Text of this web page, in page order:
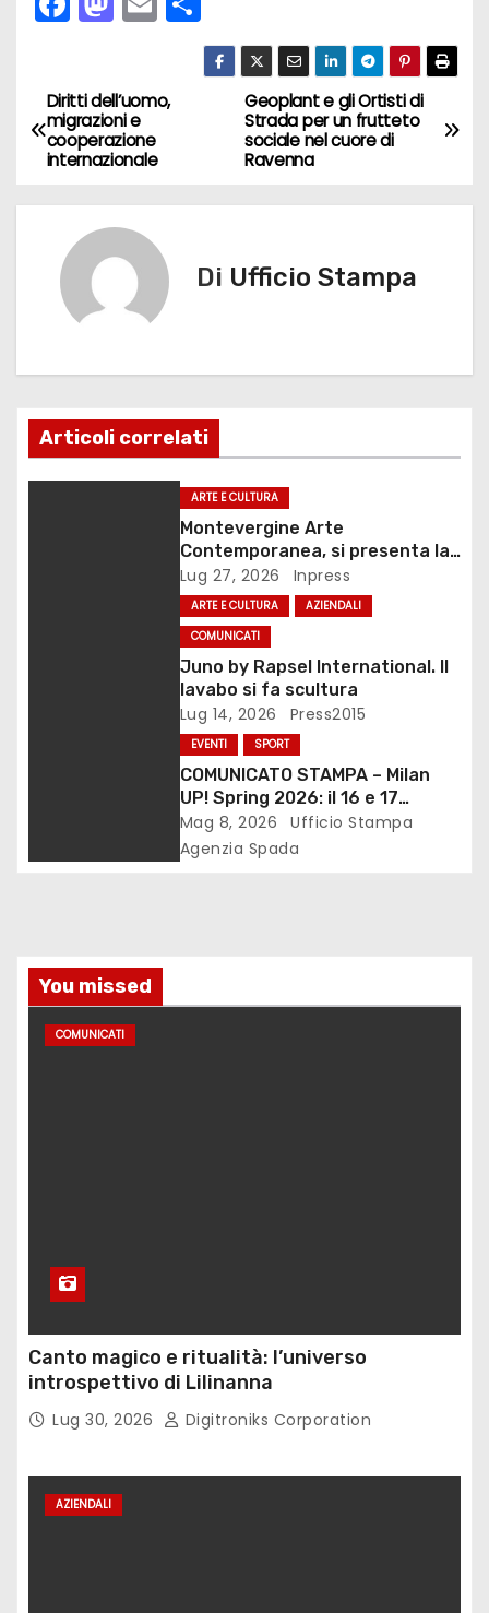
a
e
b
o
o
k
a
o
d
o
n
m
l
o
n
N
a
v
z
o
Geoplant e gli Ortisti di
Strada per un frutteto
sociale nel cuore di
Ravenna
Diritti dell’uomo,
migrazioni e
cooperazione
internazionale
Di Ufficio Stampa
Articoli correlati
ARTE E CULTURA
Montevergine Arte
Contemporanea, si presenta la
monografia dedicata a Eliana
Adorno
Lug 27, 2026 Inpress
ARTE E CULTURA
AZIENDALI
COMUNICATI
Juno by Rapsel International. Il
lavabo si fa scultura
Lug 14, 2026 Press2015
EVENTI SPORT
COMUNICATO STAMPA – Milan
UP! Spring 2026: il 16 e 17
maggio il Monte Stella
Mag 8, 2026
Ufficio Stampa
Agenzia Spada
You missed
COMUNICATI
Canto magico e ritualità: l’universo
introspettivo di Lilinanna
Lug 30, 2026 Digitroniks Corporation
AZIENDALI